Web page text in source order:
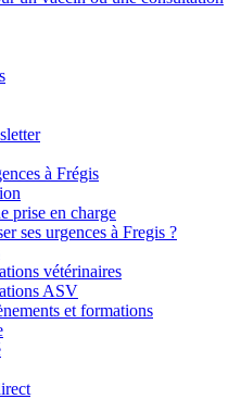
à Frégis
prise en charge
ses urgences à Fregis ?
vétérinaires
ASV
et formations